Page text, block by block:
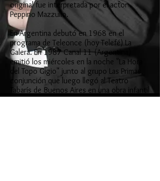
original fue interpretada por el actor
Peppino Mazzullo.
En Argentina debutó en 1968 en el
programa de Teleonce (hoy Telefé) La
Galera. En 1987 Canal 11 (Argentina)
emitió los miércoles en la noche "La Hora
del Topo Gigio" junto al grupo Las Primas,
conjunción que luego llegó al Teatro
Tabarís de Buenos Aires en una obra infantil
de vacaciones de invierno llamada "Las